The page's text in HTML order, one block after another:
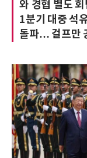
와 경협 별도
1분기 대중 석
돌파… 걸프만